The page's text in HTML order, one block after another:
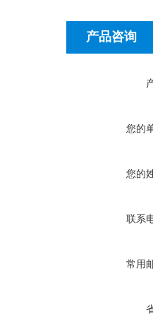
产品咨询
您的
您的
联系
常用